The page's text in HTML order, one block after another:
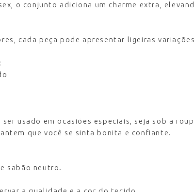
o conjunto adiciona um charme extra,
cada peça pode apresentar ligeiras
usado em ocasiões especiais, seja sob a
que você se sinta bonita e confiante.
sabão neutro.